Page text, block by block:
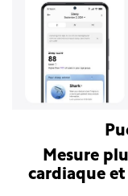
Mesure
cardiaque